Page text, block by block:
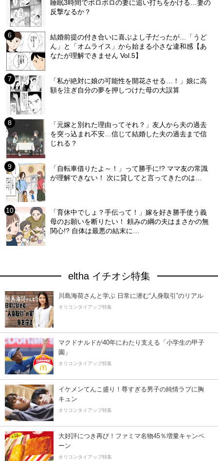
睡眠3時間でボロボロの妻に追い打ちをかける…妻の
反撃なるか？
結婚前提の付き合いに喜ぶよし子だったが…「うど
ん」と「オムライス」から始まる小さな違和感【あ
なたが理解できません Vol.5】
「私が絶対に娘の可能性を開花させる…！」娘に高
額を注ぎ自分の夢を押しつけた母の大誤算
「元嫁と別れた理由ってそれ？」友人から夫の過去
を突っ込まれ不安…信じて結婚した夫の過去まで信
じれる？
「自転車借りたよ～！」って勝手に!? ママ友の常識
が理解できない！ 次に貸してと言ってきたのは…
「育休中でしょ？手伝って！」嫁を好き勝手使う義
母のお願いを断りたい！ 頼みの綱の夫はまさかの無
関心!? 自体は最悪の結末に…
eltha イチオシ特集
川島海荷さんと学ぶ 日常に潜む“人身取引”のリアル
オリコンタイアップ特集
マクドナルドが40年にわたり支える「小学生の甲子
園」
オリコンタイアップ特集
イケメンてんこ盛り！尊すぎる男子の純情ラブに胸
キュン
オリコンタイアップ特集
大好評につき再び！ファミマ名物45％増量キャンペ
ーン
オリコンタイアップ特集